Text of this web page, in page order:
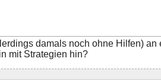
damals noch ohne Hilfen)
mit Strategien hin?